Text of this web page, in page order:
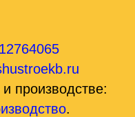
производстве:
.